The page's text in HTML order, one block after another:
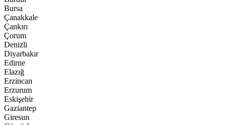
Bursa
Çanakkale
Çankırı
Çorum
Denizli
Diyarbakır
Edirne
Elazığ
Erzincan
Erzurum
Eskişehir
Gaziantep
Giresun